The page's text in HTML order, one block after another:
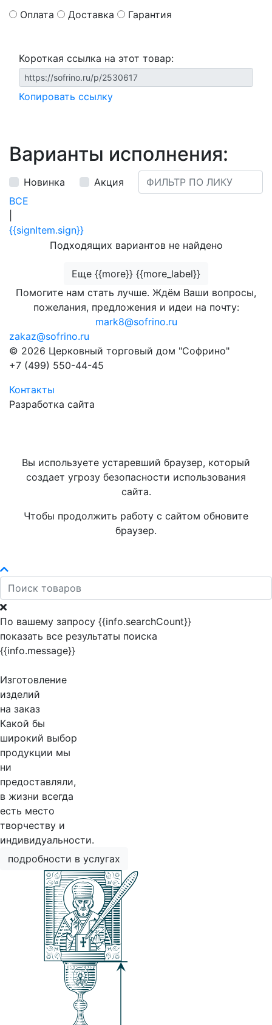
Оплата Доставка Гарантия
Короткая ссылка на этот товар:
Копировать ссылку
Варианты исполнения:
Новинка
Акция
ВСЕ
{{signItem.sign}}
Подходящих вариантов не найдено
Еще {{more}} {{more_label}}
Помогите нам стать лучше. Ждём Ваши вопросы,
пожелания, предложения и идеи на почту:
mark8@sofrino.ru
zakaz@sofrino.ru
© 2026 Церковный торговый дом "Софрино"
+7 (499) 550-44-45
Контакты
Разработка сайта
Вы используете устаревший браузер, который
создает угрозу безопасности использования
сайта.
Чтобы продолжить работу с сайтом обновите
браузер.
По вашему запросу {{info.searchCount}}
показать все результаты поиска
{{info.message}}
Изготовление
изделий
на заказ
Какой бы
широкий выбор
продукции мы
ни
предоставляли,
в жизни всегда
есть место
творчеству и
индивидуальности.
подробности в услугах